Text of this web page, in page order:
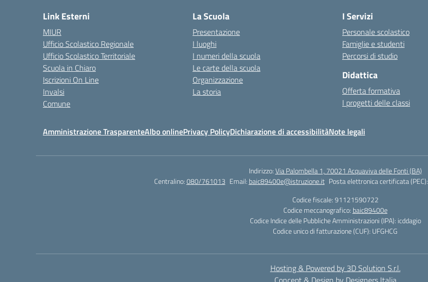
Link Esterni
MIUR
Ufficio Scolastico Regionale
Ufficio Scolastico Territoriale
Scuola in Chiaro
Iscrizioni On Line
Invalsi
Comune
La Scuola
Presentazione
I luoghi
I numeri della scuola
Le carte della scuola
Organizzazione
La storia
I Servizi
Personale scolastico
Famiglie e studenti
Percorsi di studio
Didattica
Offerta formativa
I progetti delle classi
Amministrazione TrasparenteAlbo onlinePrivacy PolicyDichiarazione di accessibilitàNote legali
Indirizzo:Via Palombella 1, 70021 Acquaviva delle Fonti (BA)
Centralino:080/761013 Email: baic89400e@istruzione.it Posta elettronica certificata (PEC):
Codice fiscale: 91121590722
Codice meccanografico: baic89400e
Codice Indice delle Pubbliche Amministrazioni (IPA): icddagio
Codice unico di fatturazione (CUF): UFGHCG
Hosting & Powered by 3D Solution S.r.l.